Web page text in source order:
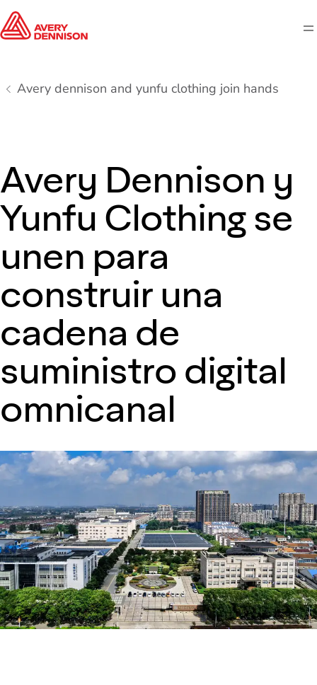
Avery dennison and yunfu clothing join hands
Avery Dennison y
Yunfu Clothing se
unen para
construir una
cadena de
suministro digital
omnicanal